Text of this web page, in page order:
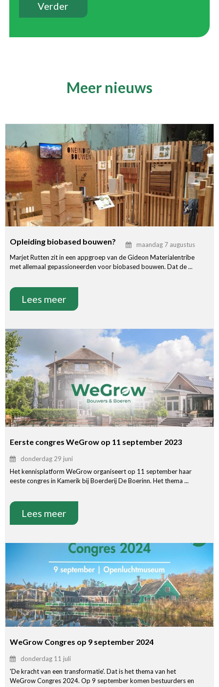
Meer nieuws
Opleiding biobased bouwen?
maandag 7 augustus
Marjet Rutten zit in een appgroep van de Gideon Materialentribe
met allemaal gepassioneerden voor biobased bouwen. Dat de ...
Lees meer
Eerste congres WeGrow op 11 september 2023
donderdag 29 juni
Het kennisplatform WeGrow organiseert op 11 september haar
eeste congres in Kamerik bij Boerderij De Boerinn. Het thema ...
Lees meer
WeGrow Congres op 9 september 2024
donderdag 11 juli
'De kracht van een transformatie'. Dat is het thema van het
WeGrow Congres 2024. Op 9 september komen bestuurders en